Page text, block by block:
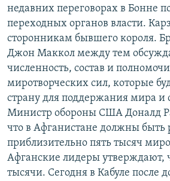
Все сайты РСЕ/РС
недавних переговорах в Бонне
переходных органов власти.
сторонникам бывшего короля.
Джон Маккол между тем
численность, состав и
миротворческих сил, которые
страну для поддержания мира и
Министр обороны США Доналд
что в Афганистане должны
приблизительно пять тысяч
Афганские лидеры утверждают,
тысячи. Сегодня в Кабуле после